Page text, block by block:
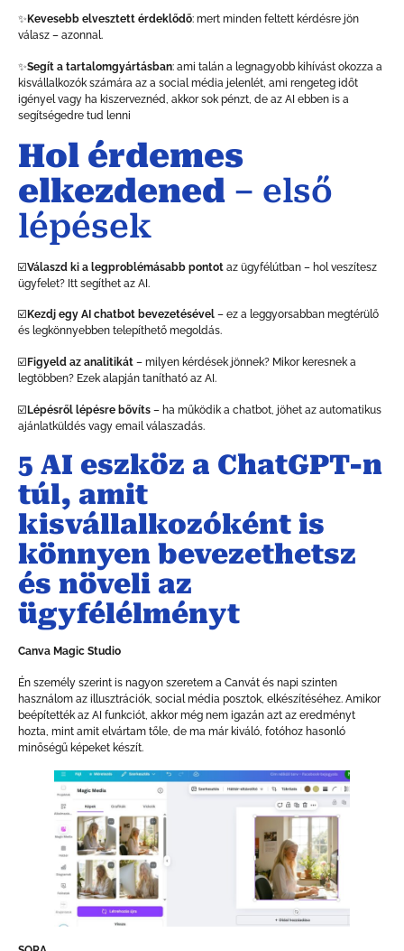
✨ Kevesebb elvesztett érdeklődő: mert minden feltett kérdésre jön
válasz – azonnal.
✨Segít a tartalomgyártásban: ami talán a legnagyobb kihívást okozza a
kisvállalkozók számára az a social média jelenlét, ami rengeteg időt
igényel vagy ha kiszerveznéd, akkor sok pénzt, de az AI ebben is a
segítségedre tud lenni
Hol érdemes
elkezdened – első
lépések
☑️Válaszd ki a legproblémásabb pontot az ügyfélútban – hol veszítesz
ügyfelet? Itt segíthet az AI.
☑️ Kezdj egy AI chatbot bevezetésével – ez a leggyorsabban megtérülő
és legkönnyebben telepíthető megoldás.
☑️ Figyeld az analitikát – milyen kérdések jönnek? Mikor keresnek a
legtöbben? Ezek alapján tanítható az AI.
☑️ Lépésről lépésre bővíts – ha működik a chatbot, jöhet az automatikus
ajánlatküldés vagy email válaszadás.
5 AI eszköz a ChatGPT-n
túl, amit
kisvállalkozóként is
könnyen bevezethetsz
és növeli az
ügyfélélményt
Canva Magic Studio
Én személy szerint is nagyon szeretem a Canvát és napi szinten
használom az illusztrációk, social média posztok, elkészítéséhez. Amikor
beépítették az AI funkciót, akkor még nem igazán azt az eredményt
hozta, mint amit elvártam tőle, de ma már kiváló, fotóhoz hasonló
minőségű képeket készít.